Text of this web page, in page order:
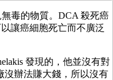
毒的物質。DCA 殺死癌
讓癌細胞死亡而不廣泛
發現的，他並沒有對
沒辦法賺大錢，所以沒有